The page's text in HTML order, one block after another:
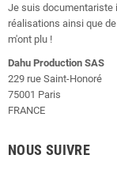
Je suis documentariste
réalisations ainsi que
m'ont plu !
Dahu Production SAS
229 rue Saint-Honoré
75001 Paris
FRANCE
NOUS SUIVRE